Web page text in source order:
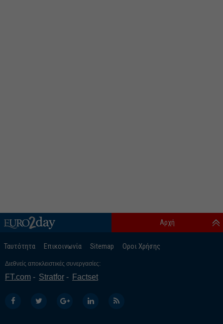
Ταυτότητα Επικοινωνία Sitemap Οροι Χρήσης
Αρχή
Διεθνείς αποκλειστικές συνεργασίες:
FT.com Stratfor Factset